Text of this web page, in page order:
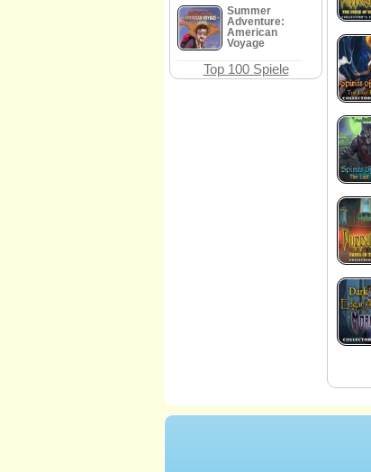
Summer
Adventure:
American
Voyage
Top 100 Spiele